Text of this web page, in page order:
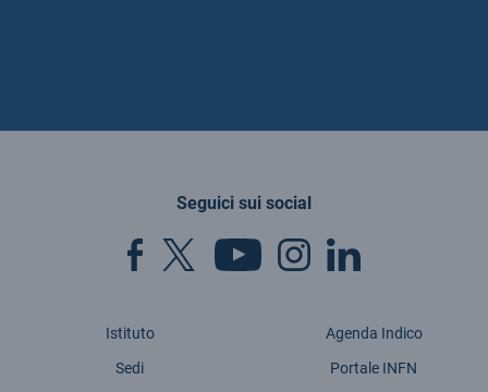
Seguici sui social
Istituto
Sedi
Agenda Indico
Portale INFN